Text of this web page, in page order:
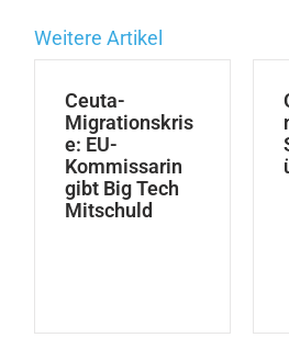
Weitere Artikel
Ceuta-
Migrationskris
e: EU-
Kommissarin
gibt Big Tech
Mitschuld